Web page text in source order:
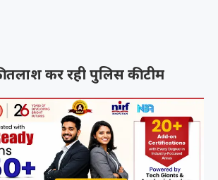
कर रही पुलिस की टीम